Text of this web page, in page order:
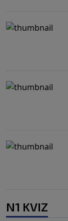
N1 KVIZ